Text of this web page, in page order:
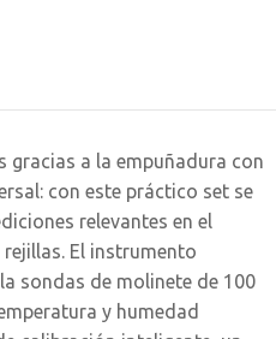
gracias a la empuñadura con
con este práctico set se
relevantes en el
El instrumento
sondas de molinete de 100
y humedad